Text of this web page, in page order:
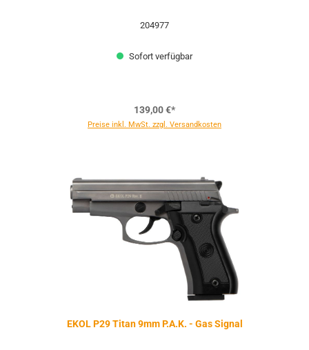
204977
Sofort verfügbar
139,00 €*
Preise inkl. MwSt. zzgl. Versandkosten
EKOL P29 Titan 9mm P.A.K. - Gas Signal